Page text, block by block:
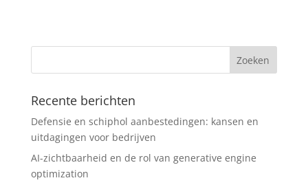
Recente berichten
Defensie en schiphol aanbestedingen: kansen en
uitdagingen voor bedrijven
AI-zichtbaarheid en de rol van generative engine
optimization